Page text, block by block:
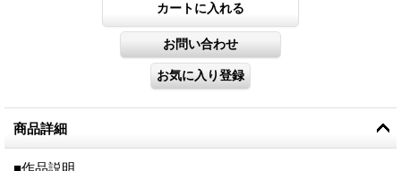
商品詳細
■作品説明